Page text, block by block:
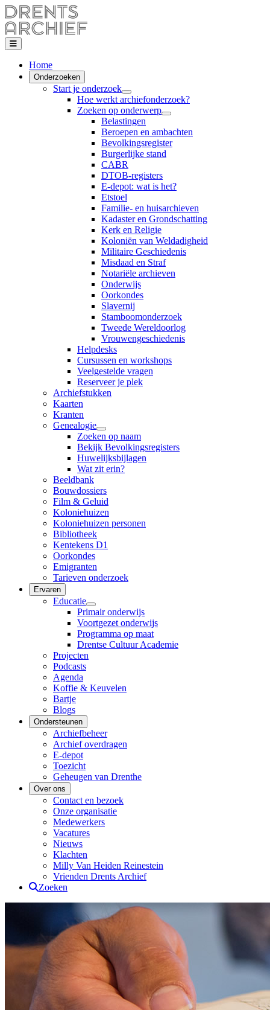
Home
Onderzoeken
Start je onderzoek
Hoe werkt archiefonderzoek?
Zoeken op onderwerp
Belastingen
Beroepen en ambachten
Bevolkingsregister
Burgerlijke stand
CABR
DTOB-registers
E-depot: wat is het?
Etstoel
Familie- en huisarchieven
Kadaster en Grondschatting
Kerk en Religie
Koloniën van Weldadigheid
Militaire Geschiedenis
Misdaad en Straf
Notariële archieven
Onderwijs
Oorkondes
Slavernij
Stamboomonderzoek
Tweede Wereldoorlog
Vrouwengeschiedenis
Helpdesks
Cursussen en workshops
Veelgestelde vragen
Reserveer je plek
Archiefstukken
Kaarten
Kranten
Genealogie
Zoeken op naam
Bekijk Bevolkingsregisters
Huwelijksbijlagen
Wat zit erin?
Beeldbank
Bouwdossiers
Film & Geluid
Koloniehuizen
Koloniehuizen personen
Bibliotheek
Kentekens D1
Oorkondes
Emigranten
Tarieven onderzoek
Ervaren
Educatie
Primair onderwijs
Voortgezet onderwijs
Programma op maat
Drentse Cultuur Academie
Projecten
Podcasts
Agenda
Koffie & Keuvelen
Bartje
Blogs
Ondersteunen
Archiefbeheer
Archief overdragen
E-depot
Toezicht
Geheugen van Drenthe
Over ons
Contact en bezoek
Onze organisatie
Medewerkers
Vacatures
Nieuws
Klachten
Milly Van Heiden Reinestein
Vrienden Drents Archief
Zoeken
Drents Archief